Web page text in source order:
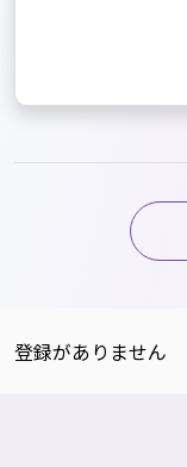
登録がありません